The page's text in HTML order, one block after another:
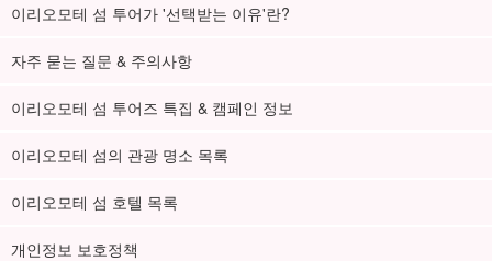
이리오모테 섬 투어가 '선택받는 이유'란?
자주 묻는 질문 & 주의사항
이리오모테 섬 투어즈 특집 & 캠페인 정보
이리오모테 섬의 관광 명소 목록
이리오모테 섬 호텔 목록
개인정보 보호정책